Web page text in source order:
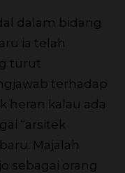
dalam bidang
ia telah
turut
terhadap
heran kalau ada
“arsitek
Majalah
sebagai orang